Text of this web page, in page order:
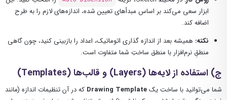
ابزار سعی می‌کند بر اساس مبدأهای تعیین شده، اندازه‌های لازم را به طرح
اضافه کند.
نکته: همیشه بعد از اندازه گذاری اتوماتیک، اعداد را بازبینی کنید، چون گاهی
منطقِ نرم‌افزار با منطق ساختِ شما متفاوت است.
ج) استفاده از لایه‌ها (Layers) و قالب‌ها (Templates)
شما می‌توانید با ساخت یکDrawing Template که در آن تنظیمات اندازه (مانند